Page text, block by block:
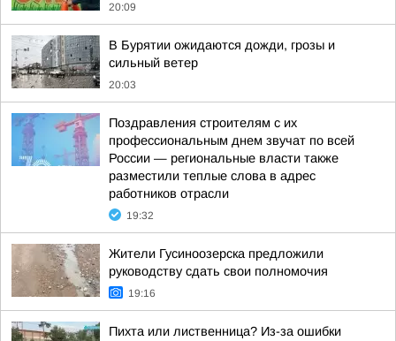
20:09
В Бурятии ожидаются дожди, грозы и
сильный ветер
20:03
Поздравления строителям с их
профессиональным днем звучат по всей
России — региональные власти также
разместили теплые слова в адрес
работников отрасли
19:32
Жители Гусиноозерска предложили
руководству сдать свои полномочия
19:16
Пихта или лиственница? Из-за ошибки